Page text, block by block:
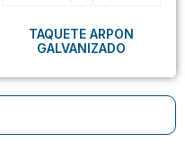
TAQUETE ARPON
GALVANIZADO